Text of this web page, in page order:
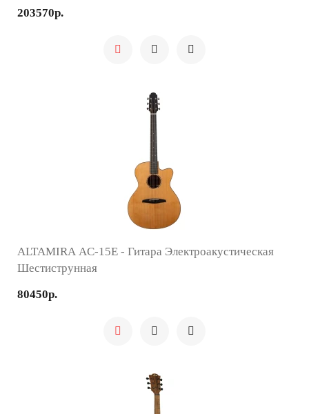
203570р.
ALTAMIRA AC-15E - Гитара Электроакустическая
Шестиструнная
80450р.